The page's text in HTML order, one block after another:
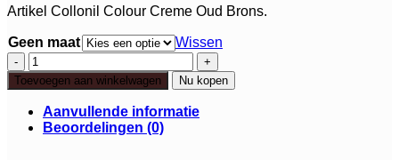
Artikel Collonil Colour Creme Oud Brons.
Geen maat
Wissen
Collonil
Colour
Creme
brons
aantal
Toevoegen aan winkelwagen Nu kopen
Aanvullende informatie
Beoordelingen (0)